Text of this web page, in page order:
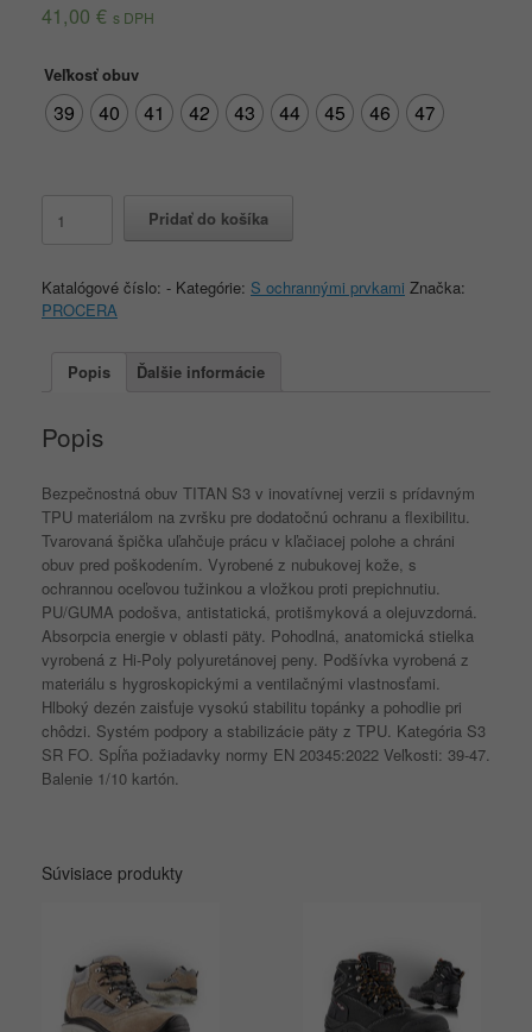
41,00 € s DPH
Veľkosť obuv
39 40 41 42 43 44 45 46 47
PROCERA
Pridať do košíka
Katalógové číslo: - Kategórie: S ochrannými prvkami Značka:
PROCERA
Popis Ďalšie informácie
Popis
Bezpečnostná obuv TITAN S3 v inovatívnej verzii s prídavným
TPU materiálom na zvršku pre dodatočnú ochranu a flexibilitu.
Tvarovaná špička uľahčuje prácu v kľačiacej polohe a chráni
obuv pred poškodením. Vyrobené z nubukovej kože, s
ochrannou oceľovou tužinkou a vložkou proti prepichnutiu.
PU/GUMA podošva, antistatická, protišmyková a olejuvzdorná.
Absorpcia energie v oblasti päty. Pohodlná, anatomická stielka
vyrobená z Hi-Poly polyuretánovej peny. Podšívka vyrobená z
materiálu s hygroskopickými a ventilačnými vlastnosťami.
Hlboký dezén zaisťuje vysokú stabilitu topánky a pohodlie pri
chôdzi. Systém podpory a stabilizácie päty z TPU. Kategória S3
SR FO. Spĺňa požiadavky normy EN 20345:2022 Veľkosti: 39-47.
Balenie 1/10 kartón.
Súvisiace produkty